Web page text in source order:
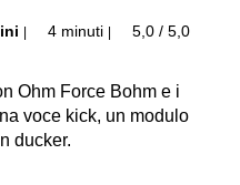
| 4 minuti | 5,0 / 5,0
Ohm Force Bohm e i
voce kick, un modulo
ducker.